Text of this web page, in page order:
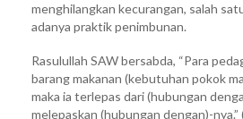
menghilangkan kecurangan, salah
adanya praktik penimbunan.
Rasulullah SAW bersabda, “Para
barang makanan (kebutuhan pokok
maka ia terlepas dari (hubungan
melepaskan (hubungan dengan)-nya.”